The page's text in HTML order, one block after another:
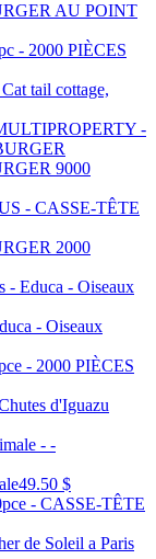
AU POINT
tail cottage,
9000
2000
- Oiseaux
d'Iguazu
49.50 $
de Soleil a Paris